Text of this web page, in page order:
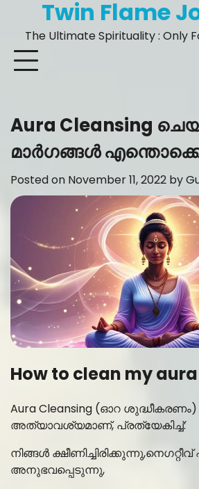
content
Twin Flame
The Ultimate Spirituality : Only
Aura Cleansing
മാർഗങ്ങൾ
Posted on November 11, 2022 by
How to clean my aura
Aura Cleansing (ഓറ
അത്യാവശ്യമാണ്, പ്രത്യേകിച്ച്:
നിങ്ങൾ
അനുഭവപ്പെടുന്നു,